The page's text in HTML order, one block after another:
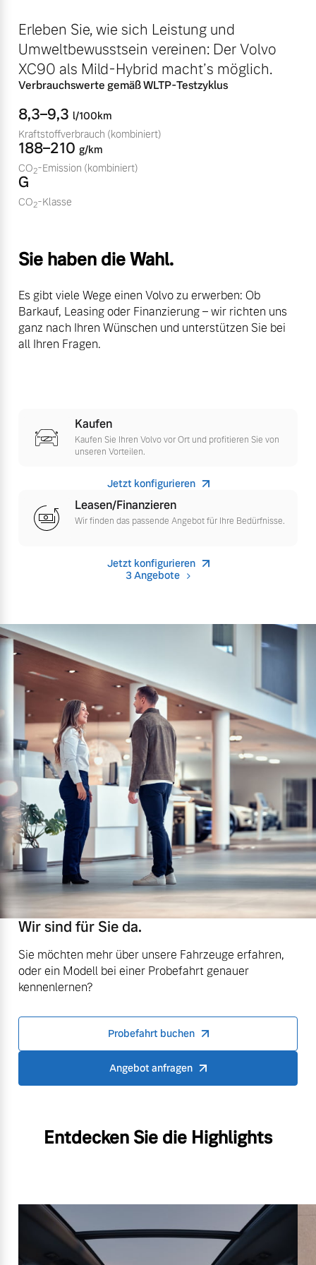
Fahrzeug konfigurieren
Sofort verfügbare Fahrzeuge
Gebrauchtwagen
Editionsmodelle
Jetzt kennenlernen
Sommer Kompletträder.
Bitte sprechen Sie uns
direkt an.
Mehr erfahren
Frühjahrscheck
Finanzierung & Leasing
Versicherung
Erleben Sie, wie sich Leistung und
Umweltbewusstsein vereinen: Der Volvo
XC90 als Mild-Hybrid macht’s möglich.
Verbrauchswerte gemäß WLTP-Testzyklus
8,3–9,3 l/100km
Kraftstoffverbrauch (kombiniert)
188–210 g/km
CO2-Emission (kombiniert)
G
CO2-Klasse
Sie haben die Wahl.
Es gibt viele Wege einen Volvo zu erwerben: Ob
Barkauf, Leasing oder Finanzierung – wir richten uns
ganz nach Ihren Wünschen und unterstützen Sie bei
all Ihren Fragen.
Kaufen
Kaufen Sie Ihren Volvo vor Ort und profitieren Sie von
unseren Vorteilen.
Jetzt konfigurieren
Leasen/Finanzieren
Wir finden das passende Angebot für Ihre Bedürfnisse.
Jetzt konfigurieren
3 Angebote
Wir sind für Sie da.
Sie möchten mehr über unsere Fahrzeuge erfahren,
oder ein Modell bei einer Probefahrt genauer
kennenlernen?
Probefahrt buchen
Angebot anfragen
Entdecken Sie die Highlights